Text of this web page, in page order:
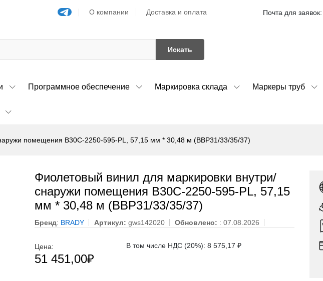
О компании Доставка и оплата Почта для заявок:
Искать
Программное обеспечение Маркировка склада Маркеры труб
помещения B30C-2250-595-PL, 57,15 мм * 30,48 м (BBP31/33/35/37)
Фиолетовый винил для маркировки внутри/
снаружи помещения B30C-2250-595-PL, 57,15
мм * 30,48 м (BBP31/33/35/37)
Бренд: BRADY Артикул: gws142020 Обновлено: : 07.08.2026
Цена:
51 451,00₽
В том числе НДС (20%): 8 575,17 ₽